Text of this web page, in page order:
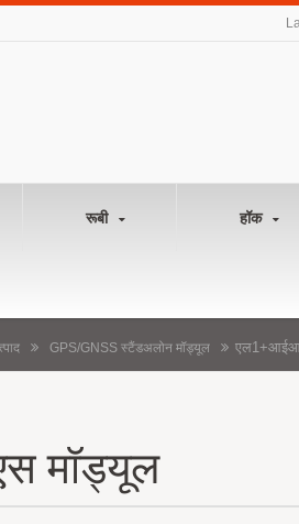
रूबी हॉक
GPS/GNSS स्टैंडअलोन मॉड्यूल
मॉड्यूल